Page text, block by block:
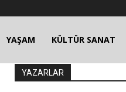
YAŞAM KÜLTÜR SANAT
YAZARLAR